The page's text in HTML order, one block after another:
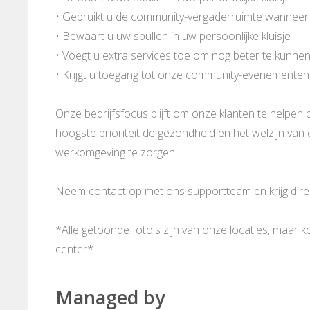
• Gebruikt u de community-vergaderruimte
• Bewaart u uw spullen in uw persoonlijke kluisje
• Voegt u extra services toe om nog beter te
• Krijgt u toegang tot onze community-
Onze bedrijfsfocus blijft om onze klanten te helpen
hoogste prioriteit de gezondheid en het welzijn
werkomgeving te zorgen.
Neem contact op met ons supportteam en krijg
*Alle getoonde foto's zijn van onze locaties, maar
center*
Managed by